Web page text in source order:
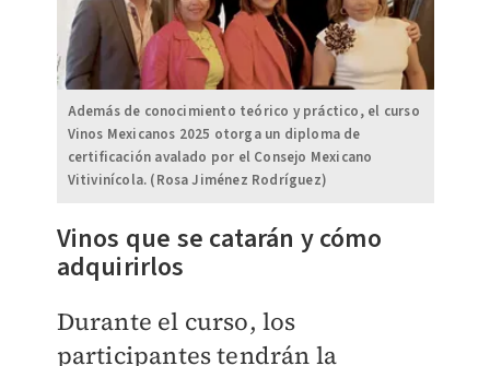
Además de conocimiento teórico y práctico, el curso
Vinos Mexicanos 2025 otorga un diploma de
certificación avalado por el Consejo Mexicano
Vitivinícola. (Rosa Jiménez Rodríguez)
Vinos que se catarán y cómo
adquirirlos
Durante el curso, los
participantes tendrán la